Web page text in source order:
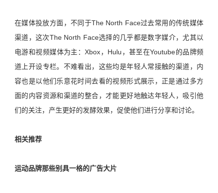
在媒体投放方面，不同于The North Face过去常用的传统媒体
渠道，这次The North Face选择的几乎都是数字媒介，尤其以
电游和视频媒体为主：Xbox，Hulu，甚至在Youtube的品牌频
道上开设专栏。不难看出，这些均是年轻人常接触的渠道，内
容也是以他们乐意花时间去看的视频形式展示，正是通过多方
面的内容资源和渠道的整合，才能更好地触达年轻人，吸引他
们的关注，产生更好的发酵效果，促使他们进行分享和讨论。
相关推荐
运动品牌那些别具一格的广告大片